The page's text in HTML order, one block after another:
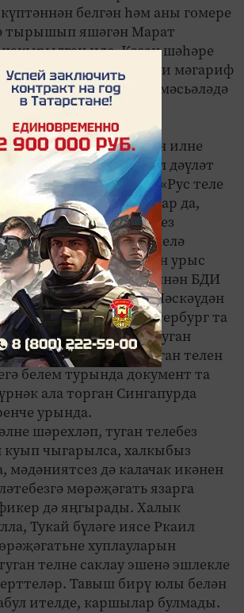
белгән һәм аны гомере
тырышып яшәгән Марат
иде. Казан шәһәре
озак еллар милли мәгариф
кеше буларак, бу мәсьәләдә
күп.
мәҗбүриләп укытмаган илне
теле бездә дә шул дәүләт
Кайбер шовинистлар: «Рус теле
- дип тавышлансалар да,
бертигез
- ди ул. - Аз өйрәнелә
балалар урыс телен урыс
начар белми. Рус теленнән БДИ
Татарстан илдә, Мәскәүдән
хәтта Санкт-Петербург та
Чил илләрдә туган
нык саклыйлар. Туган телен
белем турында документ та
ала торган Сингапурда
урында.
шәрехләп, туган телебез
куып чыгарылса, халкыбыз
мәдәниятсез дә калачак икәнен
мөрәҗәгать язарга
дә яңгырады. Халык
Тукай бүләге иясе Ркаил
хуплауларын
телне саклау эшенә эшлекле
Тавыш бирү юлы белән
ителде, каршылар булмады.